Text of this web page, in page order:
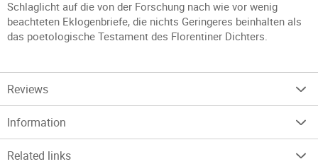
Schlaglicht auf die von der Forschung nach wie vor wenig
beachteten Eklogenbriefe, die nichts Geringeres beinhalten als
das poetologische Testament des Florentiner Dichters.
Reviews
Information
Related links